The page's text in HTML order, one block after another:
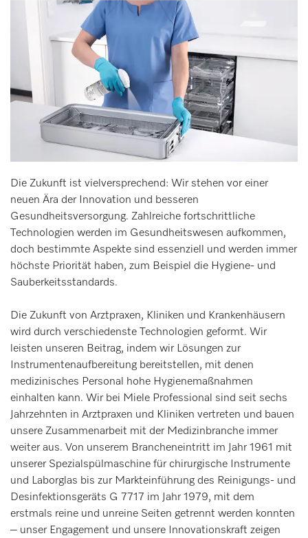
Die Zukunft ist vielversprechend: Wir stehen vor einer
neuen Ära der Innovation und besseren
Gesundheitsversorgung. Zahlreiche fortschrittliche
Technologien werden im Gesundheitswesen aufkommen,
doch bestimmte Aspekte sind essenziell und werden immer
höchste Priorität haben, zum Beispiel die Hygiene- und
Sauberkeitsstandards.
Die Zukunft von Arztpraxen, Kliniken und Krankenhäusern
wird durch verschiedenste Technologien geformt. Wir
leisten unseren Beitrag, indem wir Lösungen zur
Instrumentenaufbereitung bereitstellen, mit denen
medizinisches Personal hohe Hygienemaßnahmen
einhalten kann. Wir bei Miele Professional sind seit sechs
Jahrzehnten in Arztpraxen und Kliniken vertreten und bauen
unsere Zusammenarbeit mit der Medizinbranche immer
weiter aus. Von unserem Brancheneintritt im Jahr 1961 mit
unserer Spezialspülmaschine für chirurgische Instrumente
und Laborglas bis zur Markteinführung des Reinigungs- und
Desinfektionsgeräts G 7717 im Jahr 1979, mit dem
erstmals reine und unreine Seiten getrennt werden konnten
– unser Engagement und unsere Innovationskraft zeigen